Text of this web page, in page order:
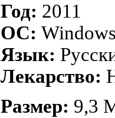
Год: 2011
ОС:
Язык:
Лекарство:
Размер: 9,3